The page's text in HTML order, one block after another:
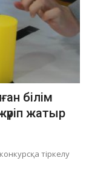
білім
жатыр
тіркелу